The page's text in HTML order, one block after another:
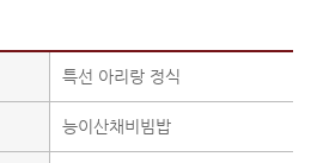
특선 아리랑 정식
능이산채비빔밥